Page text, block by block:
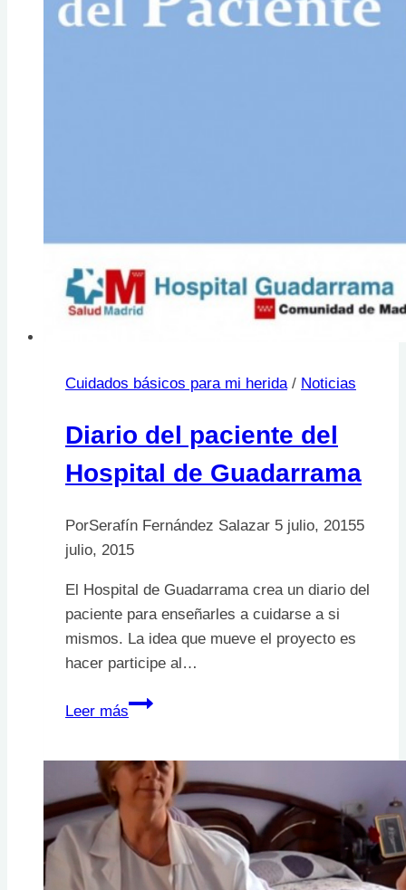
Cuidados básicos para mi herida / Noticias
Diario del paciente del
Hospital de Guadarrama
PorSerafín Fernández Salazar 5 julio, 20155
julio, 2015
El Hospital de Guadarrama crea un diario del
paciente para enseñarles a cuidarse a si
mismos. La idea que mueve el proyecto es
hacer participe al…
Leer más
Diario
del
Hospital
de
Guadarrama